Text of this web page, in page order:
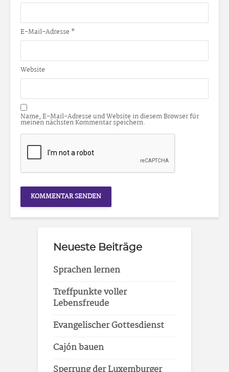
E-Mail-Adresse *
Website
Name, E-Mail-Adresse und Website in diesem Browser für
meinen nächsten Kommentar speichern.
Neueste Beiträge
Sprachen lernen
Treffpunkte voller
Lebensfreude
Evangelischer Gottesdienst
Cajón bauen